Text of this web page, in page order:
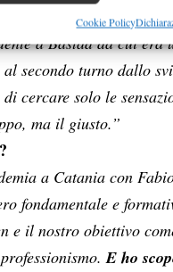
sicurezza, prevenire e
pubblicità e
privacy.
Cookie Policy
che è davvero un
a Bastad da cui era
secondo turno dallo
cercare solo le
ma il giusto.”
a Catania con
fondamentale e
e il nostro obiettivo
E ho